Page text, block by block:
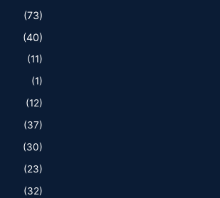
(73)
(40)
(11)
(1)
(12)
(37)
(30)
(23)
(32)